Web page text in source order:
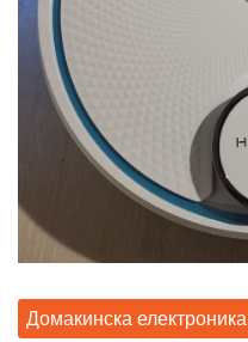
Домакинска електроника